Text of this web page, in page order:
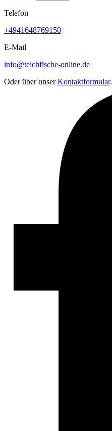
Telefon
+4941648769150
E-Mail
info@teichfische-online.de
Oder über unserKontaktformular.